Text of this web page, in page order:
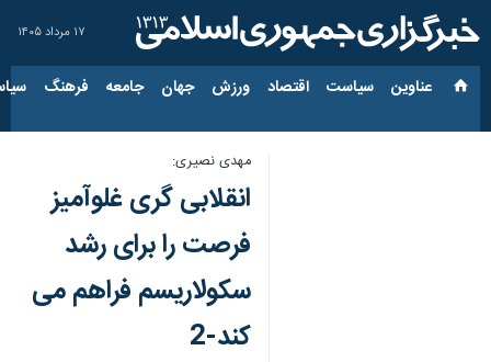
۱۷ مرداد ۱۴۰۵
عناوین‌ سیاست اقتصاد ورزش جهان جامعه فرهنگ
مهدی نصیری:
انقلابی گری غلوآمیز
فرصت را برای رشد
سكولاریسم فراهم می
كند-2